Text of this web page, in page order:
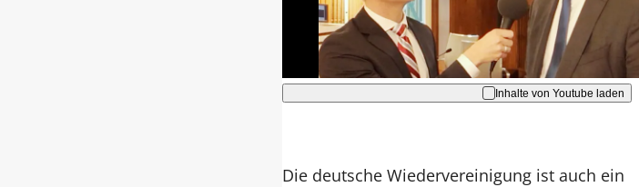
Datenschutzerklärung
.
Akzeptieren
Inhalte von Youtube laden
Die deutsche Wiedervereinigung ist auch ein